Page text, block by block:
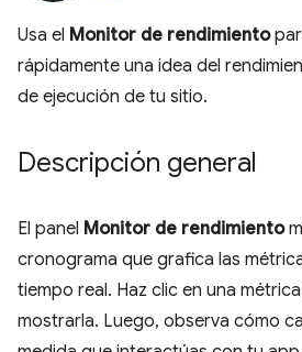
Usa el Monitor de rendimiento
rápidamente una idea del
de ejecución de tu sitio.
Descripción general
El panel Monitor de rendimiento
cronograma que grafica las
tiempo real. Haz clic en una
mostrarla. Luego, observa cómo